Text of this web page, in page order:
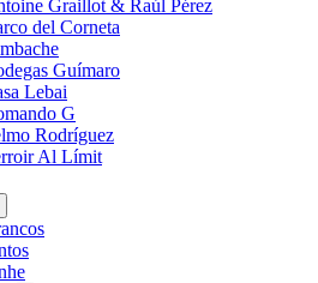
Graillot & Raúl Pérez
del Corneta
Guímaro
Lebai
G
Rodríguez
Al Límit